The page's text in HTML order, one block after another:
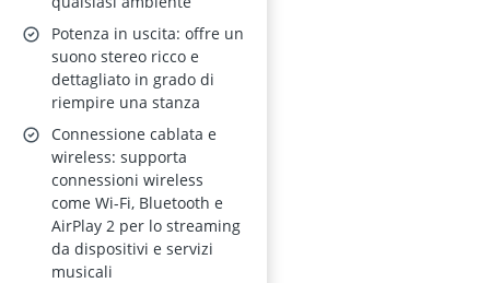
Potenza in uscita: offre un
suono stereo ricco e
dettagliato in grado di
riempire una stanza
Connessione cablata e
wireless: supporta
connessioni wireless
come Wi-Fi, Bluetooth e
AirPlay 2 per lo streaming
da dispositivi e servizi
musicali